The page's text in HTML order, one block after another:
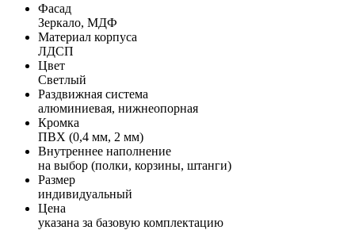
Фасад
Зеркало, МДФ
Материал корпуса
ЛДСП
Цвет
Светлый
Раздвижная система
алюминиевая, нижнеопорная
Кромка
ПВХ (0,4 мм, 2 мм)
Внутреннее наполнение
на выбор (полки, корзины, штанги)
Размер
индивидуальный
Цена
указана за базовую комплектацию